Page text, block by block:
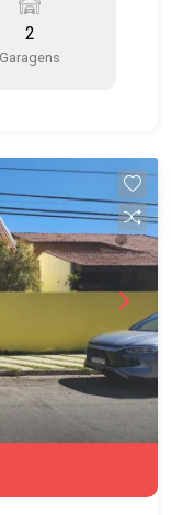
articulável -
e
horas,
câmeras, 3
por tag
- Piscina
-
de
áreas
e Jardins
um dos
dos
2
Garagens